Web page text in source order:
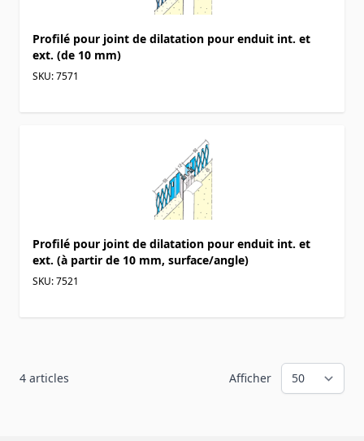
Profilé pour joint de dilatation pour enduit int. et
ext. (de 10 mm)
SKU: 7571
Profilé pour joint de dilatation pour enduit int. et
ext. (à partir de 10 mm, surface/angle)
SKU: 7521
4 articles Afficher